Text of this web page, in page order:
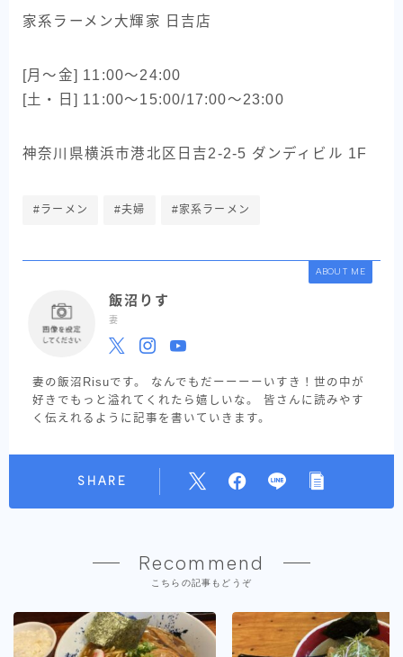
家系ラーメン大輝家 日吉店
[月～金] 11:00～24:00
[土・日] 11:00～15:00/17:00～23:00
神奈川県横浜市港北区日吉2-2-5 ダンディビル 1F
#ラーメン #夫婦 #家系ラーメン
ABOUT ME
飯沼りす
妻
妻の飯沼Risuです。 なんでもだーーーーいすき！世の中が
好きでもっと溢れてくれたら嬉しいな。 皆さんに読みやす
く伝えれるように記事を書いていきます。
SHARE
Recommend
こちらの記事もどうぞ